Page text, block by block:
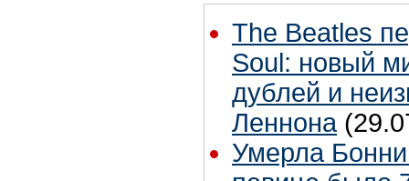
The Beatles
Soul: новый
дублей и
Леннона
Умерла